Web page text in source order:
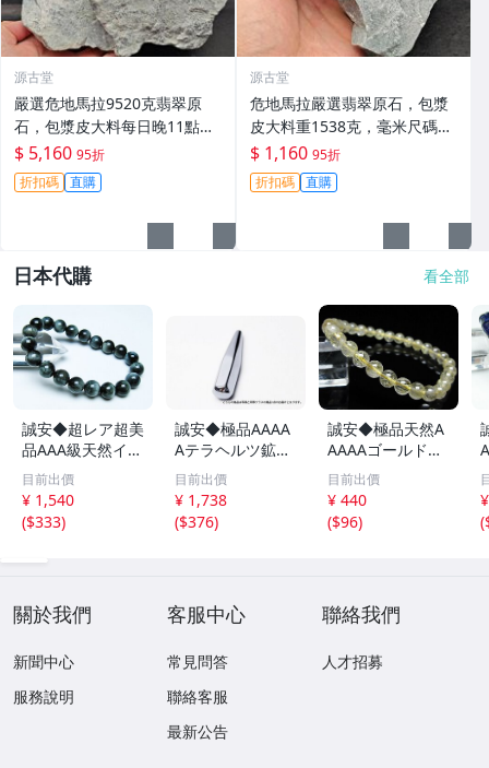
源古堂
嚴選危地馬拉9520克翡翠原
石，包漿皮大料每日晚11點拍
賣截標，真實成交保證！翡翠
原石 拍賣 9520克
$ 5,160 95折
折扣碼 直購
源古堂
危地馬拉嚴選翡翠原石，包漿
皮大料重1538克，毫米尺碼專
為收藏家推薦。10月拍賣，晚
11點截標。 危地馬拉 翡翠 原
石
$ 1,160 95折
折扣碼 直購
日本代購 看全部
誠安◆超レア超美
品AAA級天然イー
グルアイブレスレ
ット 10mm [T15
6-6923]
目前出價
¥ 1,540
($333)
誠安◆極品AAAA
Aテラヘルツ鉱石
マッサージ棒サイ
ズ：小[T557-215
1]
目前出價
¥ 1,738
($376)
誠安◆極品天然A
AAAAゴールドタ
イチンルチルブレ
スレット 6mm [T
171-7937]
目前出價
¥ 440
($96)
(
關於我們
新聞中心
服務說明
客服中心
常見問答
聯絡客服
最新公告
聯絡我們
人才招募